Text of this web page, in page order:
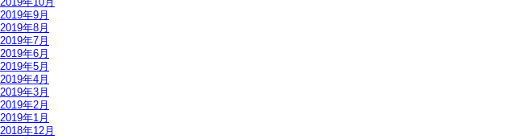
2019年9月
2019年8月
2019年7月
2019年6月
2019年5月
2019年4月
2019年3月
2019年2月
2019年1月
2018年12月